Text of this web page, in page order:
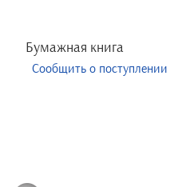
Бумажная книга
Сообщить о поступлении